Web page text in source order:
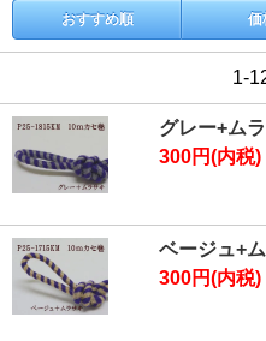
おすすめ順 価
1-
グレー+ム
300円(内税)
ベージュ+
300円(内税)